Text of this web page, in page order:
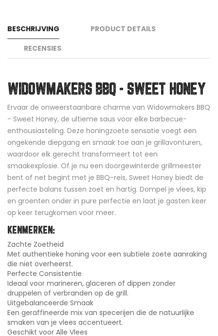
BESCHRIJVING
PRODUCT DETAILS
RECENSIES
WIDOWMAKERS BBQ - SWEET HONEY
Ervaar de onweerstaanbare charme van Widowmakers BBQ
- Sweet Honey, de ultieme saus voor elke barbecue-
enthousiasteling. Deze honingzoete sensatie voegt een
ongekende diepgang en smaak toe aan je grillavonturen,
waardoor elk gerecht transformeert tot een
smaakexplosie. Of je nu een doorgewinterde grillmeester
bent of net begint met je BBQ-reis, Sweet Honey biedt de
perfecte balans tussen zoet en hartig. Dompel je vlees, kip
en groenten onder in pure perfectie en laat je gasten keer
op keer terugkomen voor meer.
KENMERKEN:
Zachte Zoetheid
Met authentieke honing voor een subtiele zoete aanraking
die niet overheerst.
Perfecte Consistentie
Ideaal voor marineren, glaceren of dippen zonder
druppelen of verbranden op de grill.
Uitgebalanceerde Smaak
Een geraffineerde mix van specerijen die de natuurlijke
smaken van je vlees accentueert.
Geschikt voor Alle Vlees